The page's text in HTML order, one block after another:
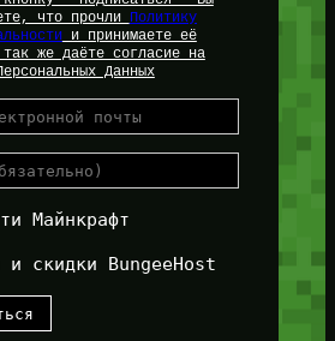
что прочли
Политику
и принимаете её
же даёте согласие на
Данных
Майнкрафт
и скидки BungeeHost